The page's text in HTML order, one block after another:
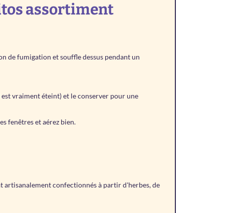
assortiment
de fumigation et souffle dessus pendant un
vraiment éteint) et le conserver pour une
fenêtres et aérez bien.
artisanalement confectionnés à partir d'herbes, de